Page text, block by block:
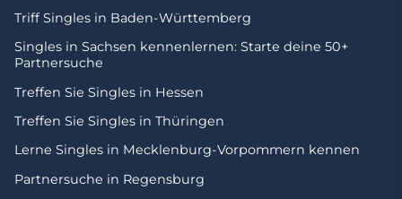
Triff Singles in Baden-Württemberg
Singles in Sachsen kennenlernen: Starte deine 50+
Partnersuche
Treffen Sie Singles in Hessen
Treffen Sie Singles in Thüringen
Lerne Singles in Mecklenburg-Vorpommern kennen
Partnersuche in Regensburg